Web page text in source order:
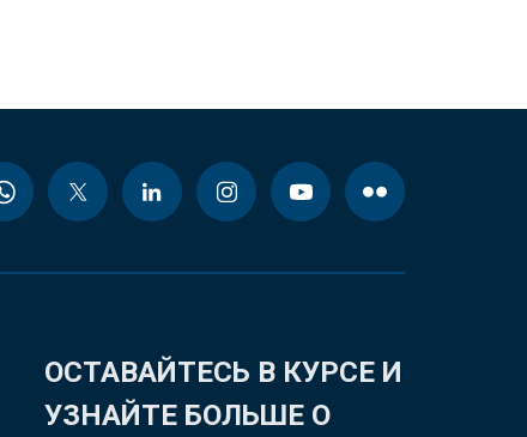
ОСТАВАЙТЕСЬ В КУРСЕ И
УЗНАЙТЕ БОЛЬШЕ О